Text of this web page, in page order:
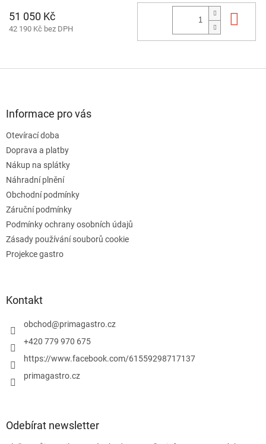
51 050 Kč
42 190 Kč bez DPH
Informace pro vás
Otevírací doba
Doprava a platby
Nákup na splátky
Náhradní plnění
Obchodní podmínky
Záruční podmínky
Podmínky ochrany osobních údajů
Zásady používání souborů cookie
Projekce gastro
Kontakt
obchod@primagastro.cz
+420 779 970 675
https://www.facebook.com/61559298717137
primagastro.cz
Odebírat newsletter